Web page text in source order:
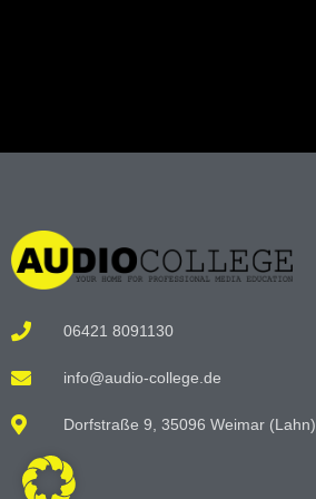
06421 8091130
info@audio-college.de
Dorfstraße 9, 35096 Weimar (Lahn)